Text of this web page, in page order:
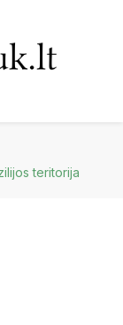
teritorija